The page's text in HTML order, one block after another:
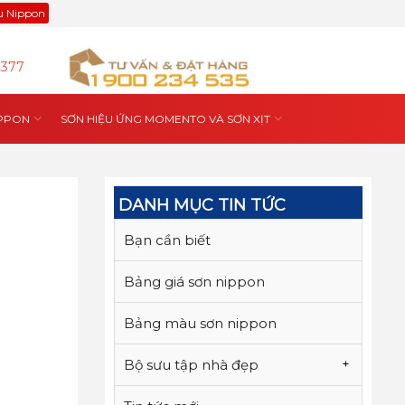
Nippon
SƠN HIỆU ỨNG MOMENTO VÀ SƠN XỊT
DANH MỤC TIN TỨC
Bạn cần biết
Bảng giá sơn nippon
Bảng màu sơn nippon
Bộ sưu tập nhà đẹp +